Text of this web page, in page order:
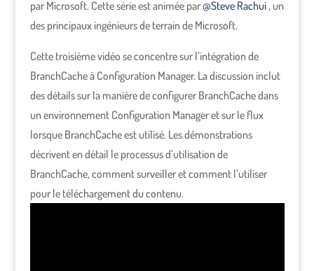
par Microsoft. Cette série est animée par@Steve Rachui, un
des principaux ingénieurs de terrain de Microsoft.
Cette troisième vidéo se concentre sur l’intégration de
BranchCache à Configuration Manager. La discussion inclut
des détails sur la manière de configurer BranchCache dans
un environnement Configuration Manager et sur le flux
lorsque BranchCache est utilisé. Les démonstrations
décrivent en détail le processus d’utilisation de
BranchCache, comment surveiller et comment l’utiliser
pour le téléchargement du contenu.